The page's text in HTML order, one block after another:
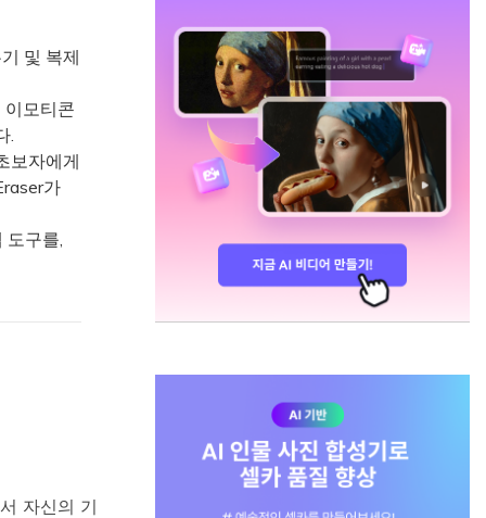
및 복제
모티콘
.
보자에게
가
구를,
자신의 기